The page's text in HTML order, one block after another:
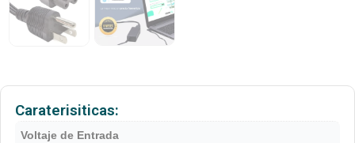
Caraterisiticas:
Voltaje de Entrada